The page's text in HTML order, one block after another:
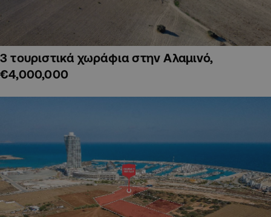
3 τουριστικά χωράφια στην Αλαμινό,
€4,000,000